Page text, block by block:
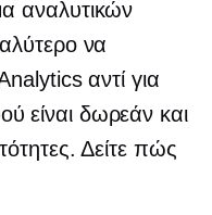
αναλυτικών
να
αντί για
είναι δωρεάν και
Δείτε πώς